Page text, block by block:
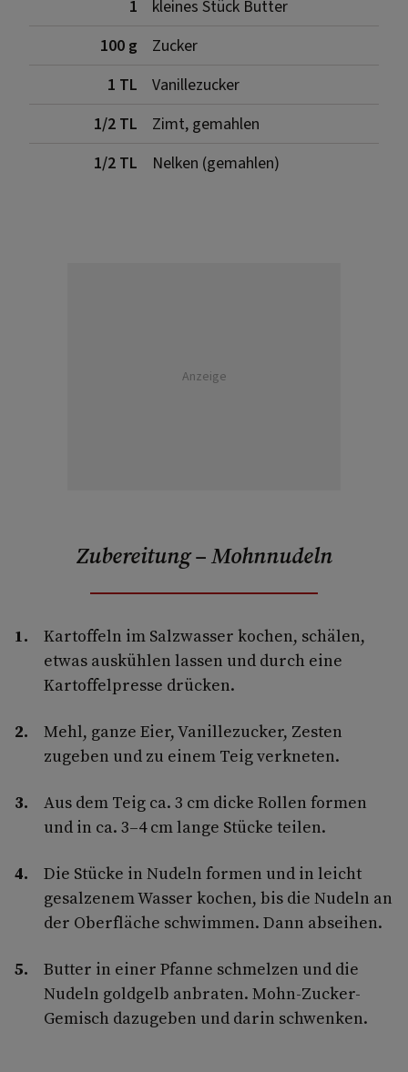
1
kleines Stück Butter
100 g
Zucker
1 TL
Vanillezucker
1/2 TL
Zimt, gemahlen
1/2 TL
Nelken (gemahlen)
Anzeige
Zubereitung – Mohnnudeln
Kartoffeln im Salzwasser kochen, schälen,
etwas auskühlen lassen und durch eine
Kartoffelpresse drücken.
Mehl, ganze Eier, Vanillezucker, Zesten
zugeben und zu einem Teig verkneten.
Aus dem Teig ca. 3 cm dicke Rollen formen
und in ca. 3–4 cm lange Stücke teilen.
Die Stücke in Nudeln formen und in leicht
gesalzenem Wasser kochen, bis die Nudeln an
der Oberfläche schwimmen. Dann abseihen.
Butter in einer Pfanne schmelzen und die
Nudeln goldgelb anbraten. Mohn-Zucker-
Gemisch dazugeben und darin schwenken.